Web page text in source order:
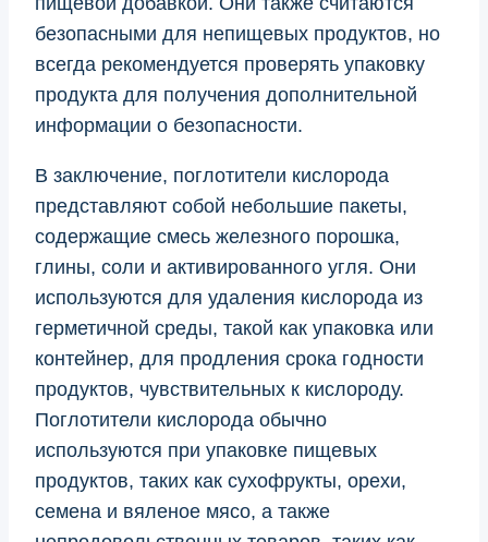
безопасными для непищевых продуктов, но
всегда рекомендуется проверять упаковку
продукта для получения дополнительной
информации о безопасности.
В заключение, поглотители кислорода
представляют собой небольшие пакеты,
содержащие смесь железного порошка,
глины, соли и активированного угля. Они
используются для удаления кислорода из
герметичной среды, такой как упаковка или
контейнер, для продления срока годности
продуктов, чувствительных к кислороду.
Поглотители кислорода обычно
используются при упаковке пищевых
продуктов, таких как сухофрукты, орехи,
семена и вяленое мясо, а также